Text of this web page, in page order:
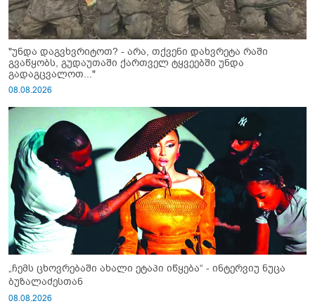
"უნდა დაგვხვრიტოთ? - არა, თქვენი დახვრეტა რაში
გვაწყობს, გუდაუთაში ქართველ ტყვეებში უნდა
გადაგცვალოთ..."
08.08.2026
„ჩემს ცხოვრებაში ახალი ეტაპი იწყება“ - ინტერვიუ ნუცა
ბუზალაძესთან
08.08.2026